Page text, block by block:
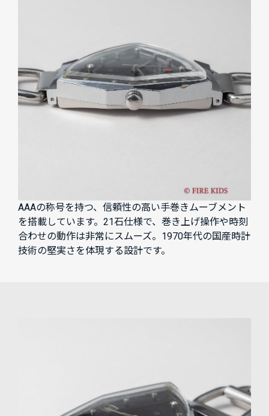
AAAの称号を持つ、信頼性の高い手巻きムーブメント
を搭載しています。21石仕様で、巻き上げ操作や時刻
合わせの動作は非常にスムーズ。1970年代の国産時計
技術の堅実さを体現する設計です。